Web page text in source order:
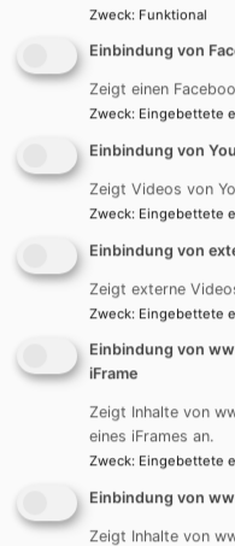
Wir begleiten Sie in
finden Sie
KINDER,
Hier finden sich Eltern-
Kinderkirche,
Zweck: Funktional
Einbindung von
Zeigt einen
Zweck: Eingebettete
Einbindung von
Zeigt Videos von
Zweck: Eingebettete
Einbindung von
Zeigt externe
Zweck: Eingebettete
Einbindung von
iFrame
Zeigt Inhalte von
eines iFrames an.
Zweck: Eingebettete
Einbindung von
Zeigt Inhalte von